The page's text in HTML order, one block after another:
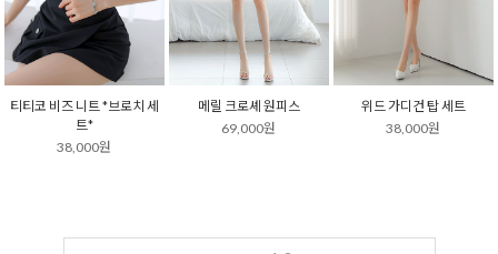
티티코 비즈 니트 *브로치 세
트*
38,000원
메릴 크로셰 원피스
69,000원
위드 가디건 탑 세트
38,000원